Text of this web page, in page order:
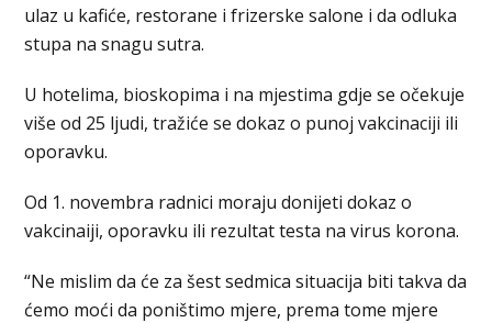
ulaz u kafiće, restorane i frizerske salone i da odluka
stupa na snagu sutra.
U hotelima, bioskopima i na mjestima gdje se očekuje
više od 25 ljudi, tražiće se dokaz o punoj vakcinaciji ili
oporavku.
Od 1. novembra radnici moraju donijeti dokaz o
vakcinaiji, oporavku ili rezultat testa na virus korona.
“Ne mislim da će za šest sedmica situacija biti takva da
ćemo moći da poništimo mjere, prema tome mjere